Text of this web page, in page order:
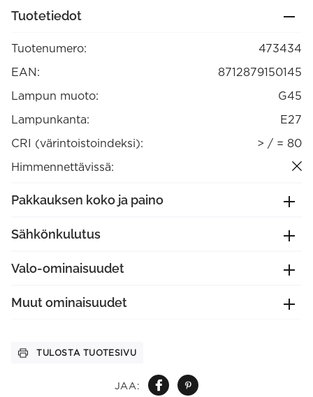
JAA:
E27
(sininen,
vihreä,
punainen)
ei
(473434)
Tuotetiedot
Tuotenumero:
473434
EAN:
8712879150145
Lampun muoto:
G45
Lampunkanta:
E27
CRI (värintoistoindeksi):
> / = 80
Himmennettävissä:
Pakkauksen koko ja paino
Sähkönkulutus
Valo-ominaisuudet
Muut ominaisuudet
TULOSTA TUOTESIVU